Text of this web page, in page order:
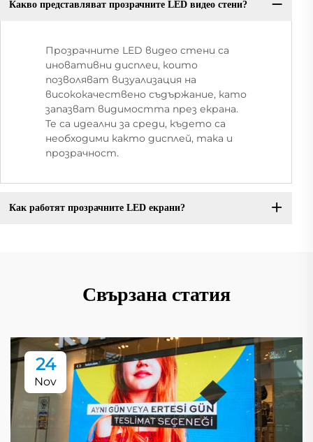
Какво представляват прозрачните LED видео стени?
Прозрачните LED видео стени са
иновативни дисплеи, които
позволяват визуализация на
висококачествено съдържание, като
запазват видимостта през екрана.
Те са идеални за среди, където са
необходими както дисплей, така и
прозрачност.
Как работят прозрачните LED екрани?
Свързана статия
24
Nov